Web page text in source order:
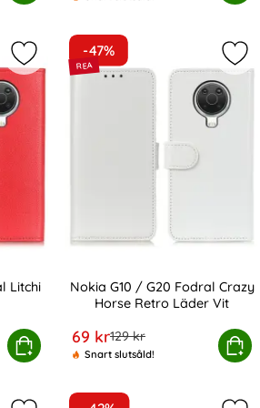
Litchi
Köp Litchi Läder Röd
Markera nokia G10 / G20 Fodral
-47%
Nokia G10 / G20 Fodral Crazy
Horse Retro Läder Vit
rea pris
69 krtidigare pris
129 kr
Snart slutsåld!
Köp
Nokia G10 / G20 Fodral